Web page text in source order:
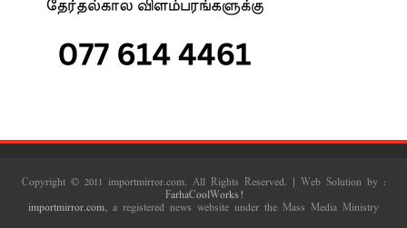
Copyright © 2011 importmirror.com. All Rights Reserved. | Web Solution by :
FarhaCoolWorks!
importmirror.com, a registered news website under the Mass Media Ministry